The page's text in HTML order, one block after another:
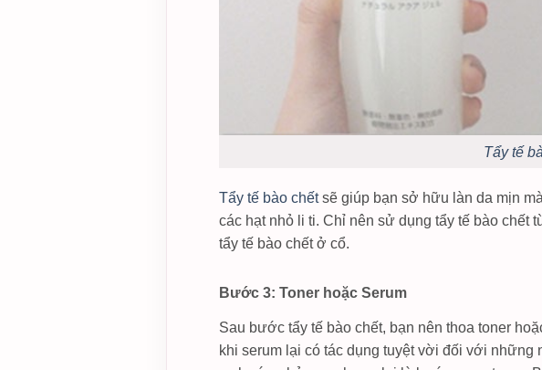
Tẩy tế
Tẩy tế bào chếtsẽ giúp bạn sở hữu làn da mịn
các hạt nhỏ li ti. Chỉ nên sử dụng tẩy tế bào
tẩy tế bào chết ở cổ.
Bước 3: Toner hoặc Serum
Sau bước tẩy tế bào chết, bạn nên thoa toner
khi serum lại có tác dụng tuyệt vời đối với